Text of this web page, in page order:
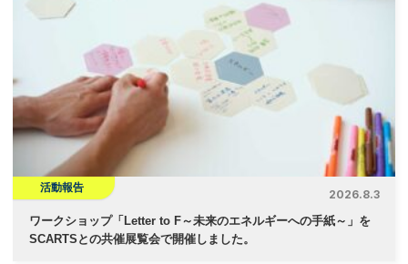
活動報告
2026.8.3
ワークショップ「Letter to F～未来のエネルギーへの手紙～」を
SCARTSとの共催展覧会で開催しました。